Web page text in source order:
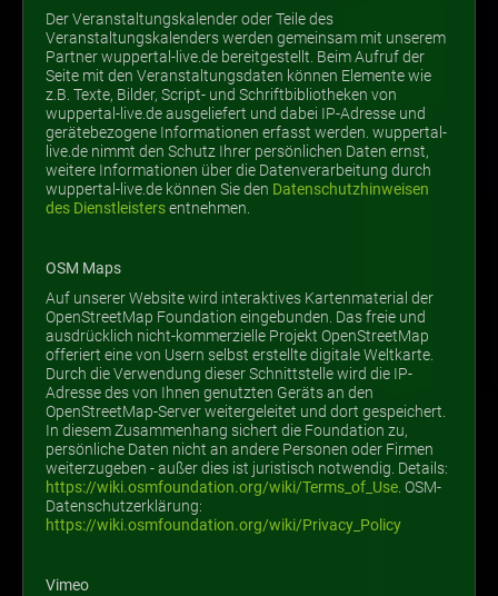
Der Veranstaltungskalender oder Teile des
Veranstaltungskalenders werden gemeinsam mit unserem
Partner wuppertal-live.de bereitgestellt. Beim Aufruf der
Seite mit den Veranstaltungsdaten können Elemente wie
z.B. Texte, Bilder, Script- und Schriftbibliotheken von
wuppertal-live.de ausgeliefert und dabei IP-Adresse und
gerätebezogene Informationen erfasst werden. wuppertal-
live.de nimmt den Schutz Ihrer persönlichen Daten ernst,
weitere Informationen über die Datenverarbeitung durch
wuppertal-live.de können Sie den Datenschutzhinweisen
des Dienstleistersentnehmen.
OSM Maps
Auf unserer Website wird interaktives Kartenmaterial der
OpenStreetMap Foundation eingebunden. Das freie und
ausdrücklich nicht-kommerzielle Projekt OpenStreetMap
offeriert eine von Usern selbst erstellte digitale Weltkarte.
Durch die Verwendung dieser Schnittstelle wird die IP-
Adresse des von Ihnen genutzten Geräts an den
OpenStreetMap-Server weitergeleitet und dort gespeichert.
In diesem Zusammenhang sichert die Foundation zu,
persönliche Daten nicht an andere Personen oder Firmen
weiterzugeben - außer dies ist juristisch notwendig. Details:
https://wiki.osmfoundation.org/wiki/Terms_of_Use. OSM-
Datenschutzerklärung:
https://wiki.osmfoundation.org/wiki/Privacy_Policy
Vimeo